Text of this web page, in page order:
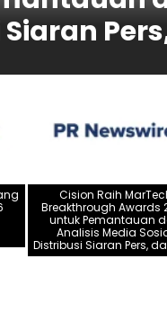
Cision Raih
Breakthrough Awards
untuk Pemantauan
Analisis Media
Distribusi Siaran Pers,